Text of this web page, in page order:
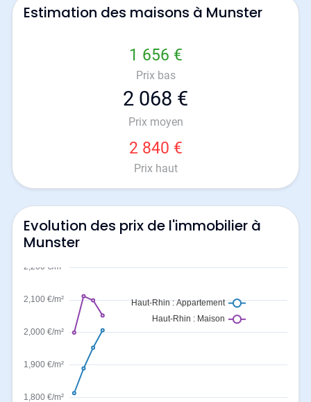
Estimation des maisons à Munster
1 656 €
Prix bas
2 068 €
Prix moyen
2 840 €
Prix haut
Evolution des prix de l'immobilier à
Munster